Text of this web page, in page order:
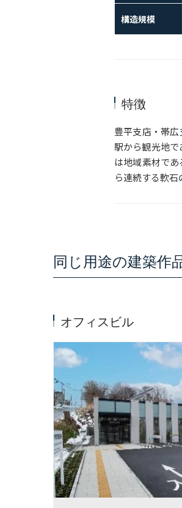
構造規模
特徴
豊平支店・帯
駅から観光地
は地域素材で
ら連続する軟
同じ用途の建築作
オフィスビル